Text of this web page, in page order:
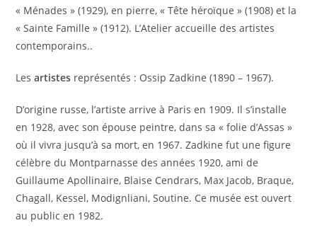
« Ménades » (1929), en pierre, « Tête héroïque » (1908) et la
« Sainte Famille » (1912). L’Atelier accueille des artistes
contemporains..
Lesartistes représentés : Ossip Zadkine (1890 – 1967).
D’origine russe, l’artiste arrive à Paris en 1909. Il s’installe
en 1928, avec son épouse peintre, dans sa « folie d’Assas »
où il vivra jusqu’à sa mort, en 1967. Zadkine fut une figure
célèbre du Montparnasse des années 1920, ami de
Guillaume Apollinaire, Blaise Cendrars, Max Jacob, Braque,
Chagall, Kessel, Modignliani, Soutine. Ce musée est ouvert
au public en 1982.